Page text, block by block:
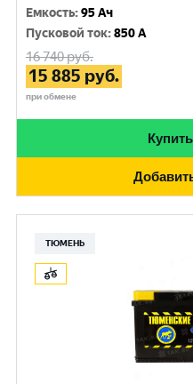
Емкость:95 Ач
Пусковой ток:850 A
16 740руб.
15 885 руб.
при обмене
ТЮМЕНЬ